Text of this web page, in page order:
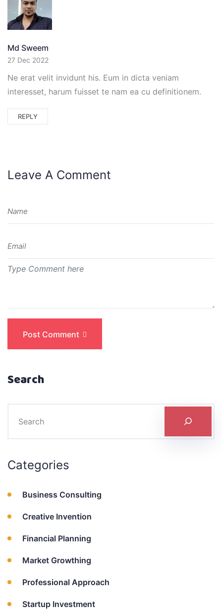
Search
Categories
Business Consulting
Creative Invention
Financial Planning
Market Growthing
Professional Approach
Startup Investment
Md Sweem
27 Dec 2022
Ne erat velit invidunt his. Eum in dicta veniam
interesset, harum fuisset te nam ea cu definitionem.
REPLY
Leave A Comment
Post Comment